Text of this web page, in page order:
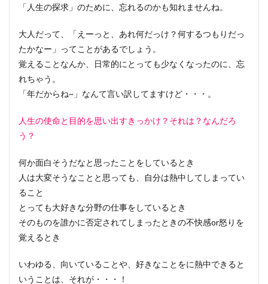
「人生の探求」のために、忘れるのかも知れませんね。
大人だって、「えーっと、あれ何だっけ？何するつもりだっ
たかなー」ってことがあるでしょう。
覚えることなんか、日常的にとっても少なくなったのに、忘
れちゃう。
「年だからね~」なんて言い訳してますけど・・・。
人生の使命と目的を思い出すきっかけ？それは？なんだろ
う？
何か面白そうだなと思ったことをしているとき
人は大変そうなことと思っても、自分は熱中してしまってい
ること
とっても大好きな分野の仕事をしているとき
そのものを誰かに否定されてしまったときの不快感or怒りを
覚えるとき
いわゆる、向いていることや、好きなことをに熱中できると
いうことは、それが・・・！